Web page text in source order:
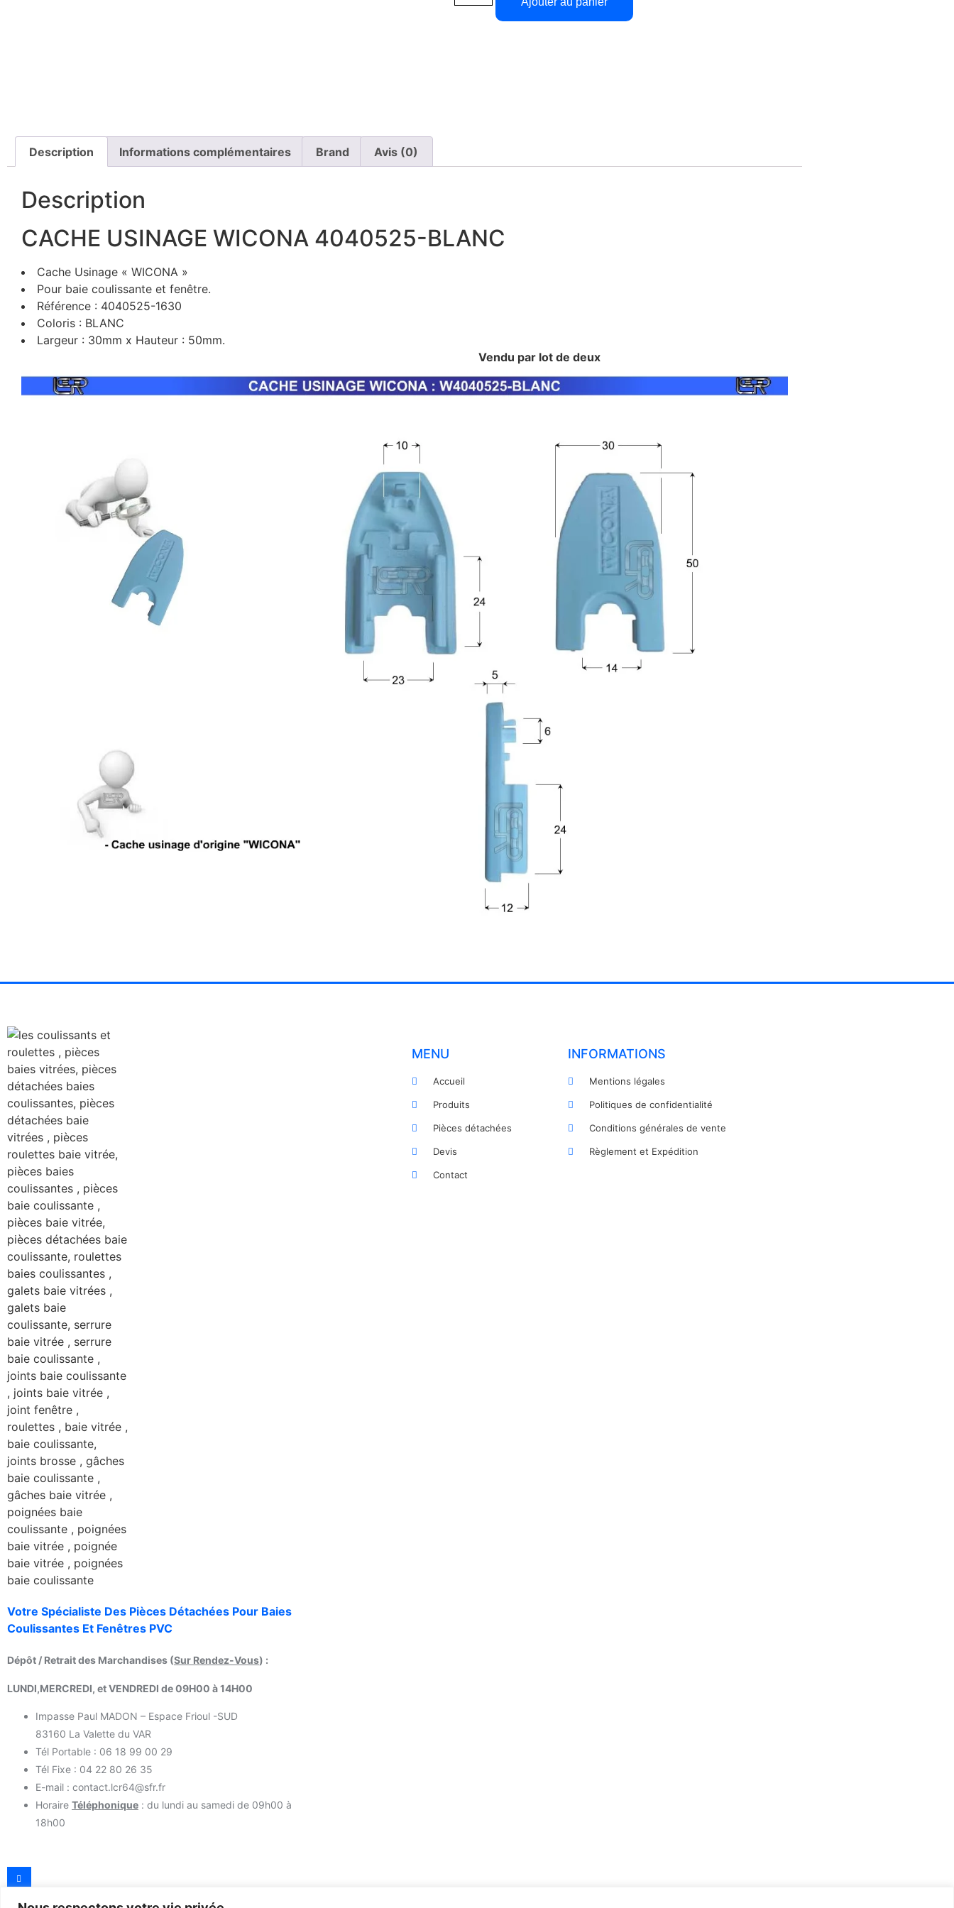
Description Informations complémentaires Brand Avis (0)
Description
CACHE USINAGE WICONA 4040525-BLANC
Cache Usinage « WICONA »
Pour baie coulissante et fenêtre.
Référence : 4040525-1630
Coloris : BLANC
Largeur : 30mm x Hauteur : 50mm.
Vendu par lot de deux
Votre Spécialiste Des Pièces Détachées Pour Baies
Coulissantes Et Fenêtres PVC
Dépôt / Retrait des Marchandises (Sur Rendez-Vous) :
LUNDI,MERCREDI, et VENDREDI de 09H00 à 14H00
Impasse Paul MADON – Espace Frioul -SUD
83160 La Valette du VAR
Tél Portable : 06 18 99 00 29
Tél Fixe : 04 22 80 26 35
E-mail : contact.lcr64@sfr.fr
Horaire Téléphonique : du lundi au samedi de 09h00 à
18h00
MENU
Accueil
Produits
Pièces détachées
Devis
Contact
INFORMATIONS
Mentions légales
Politiques de confidentialité
Conditions générales de vente
Règlement et Expédition